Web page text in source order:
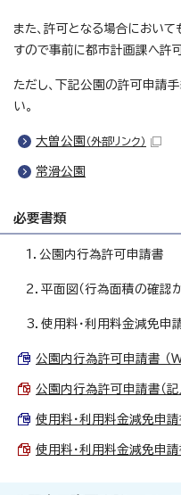
また、許可となる場合におい
すので事前に都市計画課へ許
ただし、下記公園の許可申請
い。
大曽公園 （外部リンク）
常滑公園
必要書類
1．公園内行為許可申請書
2．平面図（行為面積の確認
3．使用料・利用料金減免申
公園内行為許可申請書 （
公園内行為許可申請書（
使用料・利用料金減免申
使用料・利用料金減免申